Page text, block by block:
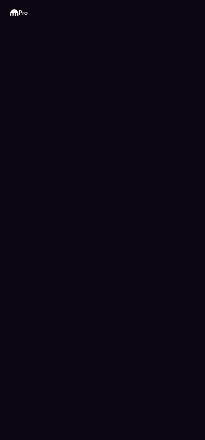
Kraken
Pro